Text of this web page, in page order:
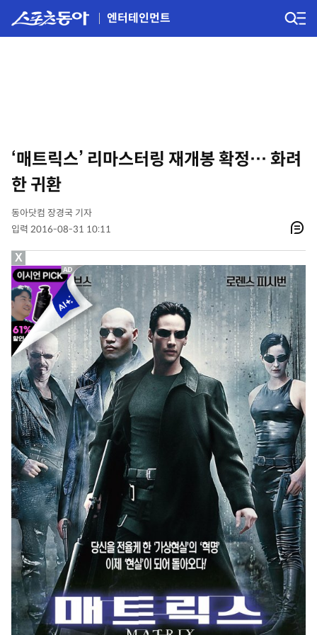
엔터테인먼트
‘매트릭스’ 리마스터링 재개봉 확정… 화려
한 귀환
동아닷컴 장경국 기자
입력 2016-08-31 10:11
X